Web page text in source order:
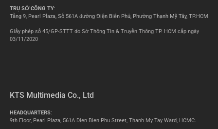
TRỤ SỞ CÔNG TY:
Tầng 9, Pearl Plaza, Số 561A đường Điện Biên Phủ, Phường Thạnh Mỹ Tây, TP.HCM
Giấy phép số 45/GP-STTT do Sở Thông Tin & Truyền Thông TP. HCM cấp ngày
03/11/2020
KTS Multimedia Co., Ltd
HEADQUARTERS:
9th Floor, Pearl Plaza, 561A Dien Bien Phu Street, Thanh My Tay Ward, HCMC.